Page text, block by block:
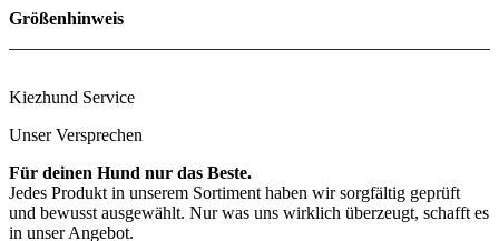
Größenhinweis
XS– z. B. für zarte Silken Windsprite oder sehr kleine Whippets
(ca. 7–10 kg)
S – für Whippets, kleinere Podencos oder Windsprites (ca. 10–
Kiezhund Service
Unser Versprechen
Für deinen Hund nur das Beste.
Jedes Produkt in unserem Sortiment haben wir sorgfältig geprüft
und bewusst ausgewählt. Nur was uns wirklich überzeugt, schafft es
in unser Angebot.